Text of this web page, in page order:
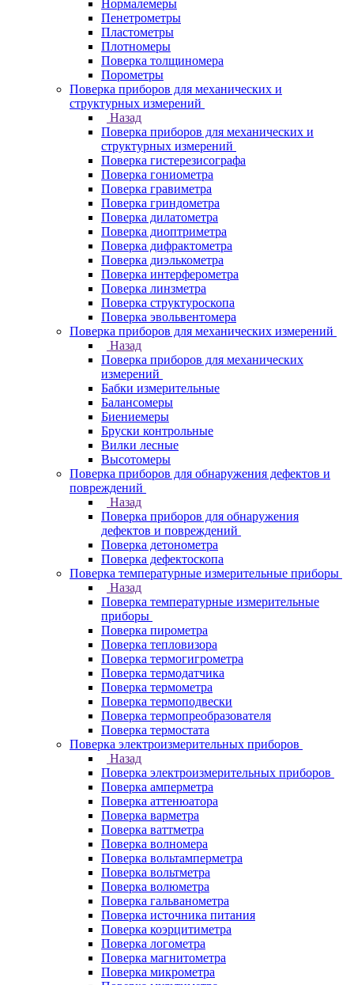
Нормалемеры
Пенетрометры
Пластометры
Плотномеры
Поверка толщиномера
Порометры
Поверка приборов для механических и
структурных измерений
Назад
Поверка приборов для механических и
структурных измерений
Поверка гистерезисографа
Поверка гониометра
Поверка гравиметра
Поверка гриндометра
Поверка дилатометра
Поверка диоптриметра
Поверка дифрактометра
Поверка диэлькометра
Поверка интерферометра
Поверка линзметра
Поверка структуроскопа
Поверка эвольвентомера
Поверка приборов для механических измерений
Назад
Поверка приборов для механических
измерений
Бабки измерительные
Балансомеры
Биениемеры
Бруски контрольные
Вилки лесные
Высотомеры
Поверка приборов для обнаружения дефектов и
повреждений
Назад
Поверка приборов для обнаружения
дефектов и повреждений
Поверка детонометра
Поверка дефектоскопа
Поверка температурные измерительные приборы
Назад
Поверка температурные измерительные
приборы
Поверка пирометра
Поверка тепловизора
Поверка термогигрометра
Поверка термодатчика
Поверка термометра
Поверка термоподвески
Поверка термопреобразователя
Поверка термостата
Поверка электроизмерительных приборов
Назад
Поверка электроизмерительных приборов
Поверка амперметра
Поверка аттенюатора
Поверка варметра
Поверка ваттметра
Поверка волномера
Поверка вольтамперметра
Поверка вольтметра
Поверка волюметра
Поверка гальванометра
Поверка источника питания
Поверка коэрцитиметра
Поверка логометра
Поверка магнитометра
Поверка микрометра